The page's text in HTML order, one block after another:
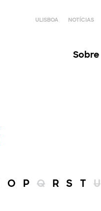
ULISBOA NOTÍCIAS
Sobre
O P Q R S T U